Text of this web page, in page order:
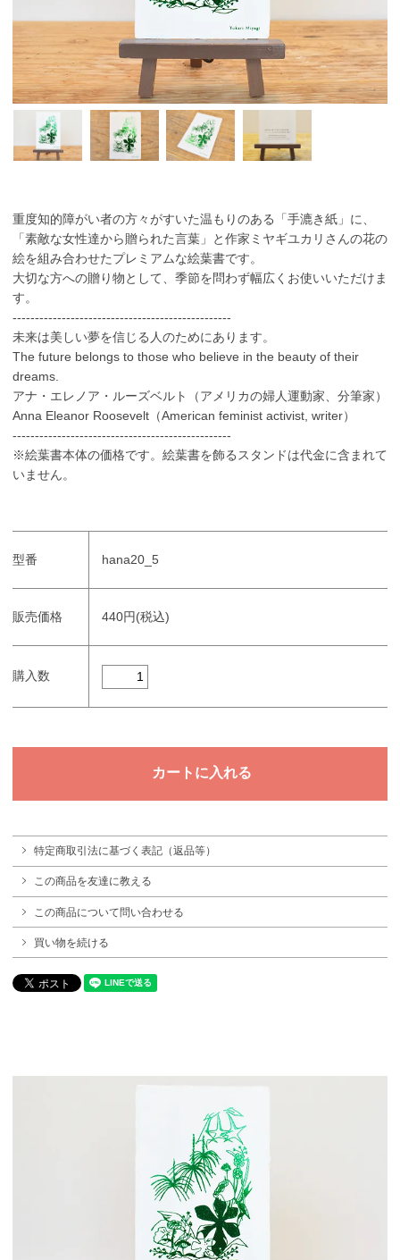
重度知的障がい者の方々がすいた温もりのある「手漉き紙」に、
「素敵な女性達から贈られた言葉」と作家ミヤギユカリさんの花の
絵を組み合わせたプレミアムな絵葉書です。
大切な方への贈り物として、季節を問わず幅広くお使いいただけま
す。
-------------------------------------------------
未来は美しい夢を信じる人のためにあります。
The future belongs to those who believe in the beauty of their
dreams.
アナ・エレノア・ルーズベルト（アメリカの婦人運動家、分筆家）
Anna Eleanor Roosevelt（American feminist activist, writer）
-------------------------------------------------
※絵葉書本体の価格です。絵葉書を飾るスタンドは代金に含まれて
いません。
型番 hana20_5
販売価格 440円(税込)
購入数
特定商取引法に基づく表記（返品等）
この商品を友達に教える
この商品について問い合わせる
買い物を続ける